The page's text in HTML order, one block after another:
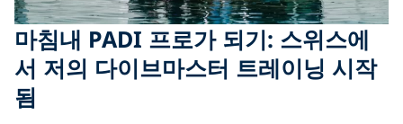
마침내 PADI 프로가 되기: 스위스에
서 저의 다이브마스터 트레이닝 시작
됨